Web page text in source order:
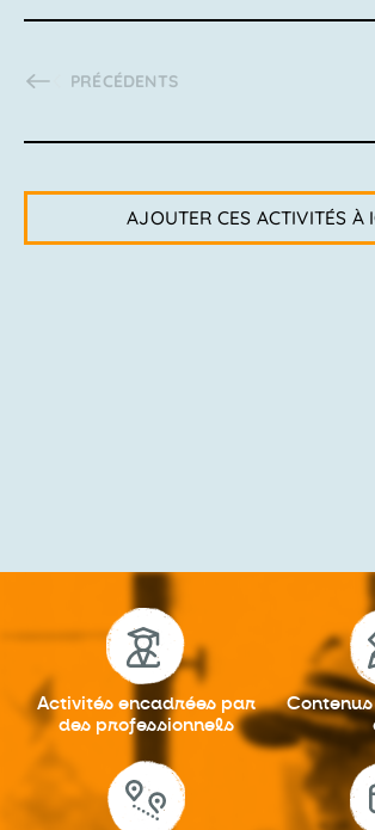
ACTIVITÉS
PRÉCÉDENTS
AJOUTER CES ACTIVITÉS À
Activités encadrées par
des professionnels